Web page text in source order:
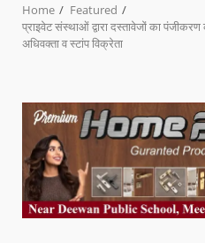
Home
Featured
प्राइवेट संस्थाओं द्वारा दस्तावेजों का
अधिवक्ता व स्टांप विक्रेता